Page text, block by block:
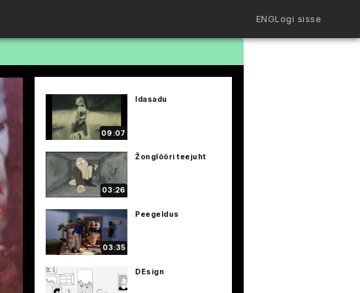
ENGLogi sisse
09:07
Idasadu
03:26
Žonglööri teejuht
03:35
Peegeldus
DEsign